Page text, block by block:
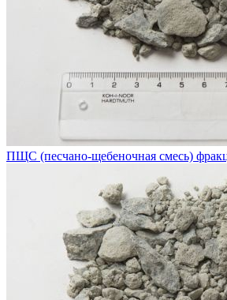
ПЩС (песчано-щебеночная смесь)